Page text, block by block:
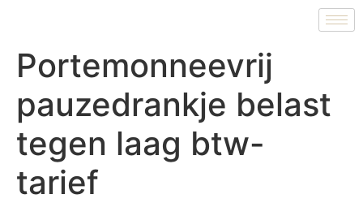
Portemonneevrij
pauzedrankje belast
tegen laag btw-
tarief